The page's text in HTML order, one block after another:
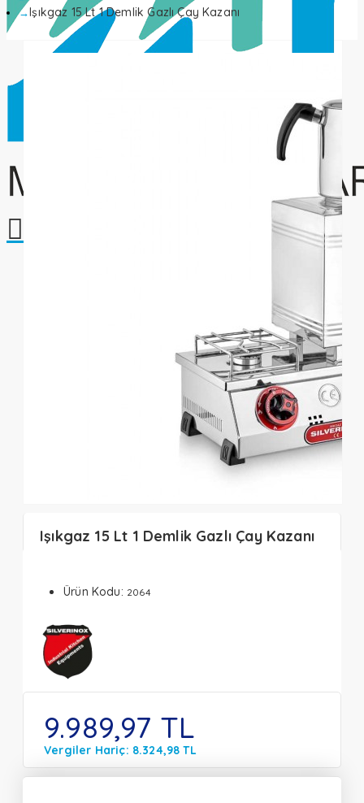
Işıkgaz 15 Lt 1 Demlik Gazlı Çay Kazanı
Işıkgaz 15 Lt 1 Demlik Gazlı Çay Kazanı
Ürün Kodu: 2064
9.989,97 TL
Vergiler Hariç: 8.324,98 TL